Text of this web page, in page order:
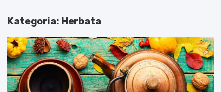
Kategoria: Herbata